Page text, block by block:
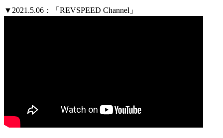
▼2021.5.06：「REVSPEED Channel」